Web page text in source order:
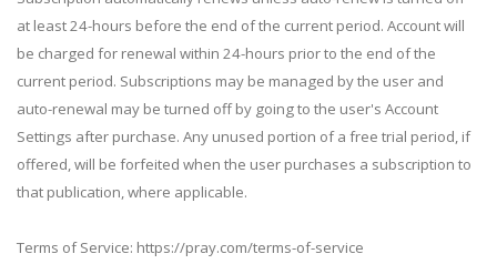
at least 24-hours before the end of the current period. Account will
be charged for renewal within 24-hours prior to the end of the
current period. Subscriptions may be managed by the user and
auto-renewal may be turned off by going to the user's Account
Settings after purchase. Any unused portion of a free trial period, if
offered, will be forfeited when the user purchases a subscription to
that publication, where applicable.
Terms of Service: https://pray.com/terms-of-service